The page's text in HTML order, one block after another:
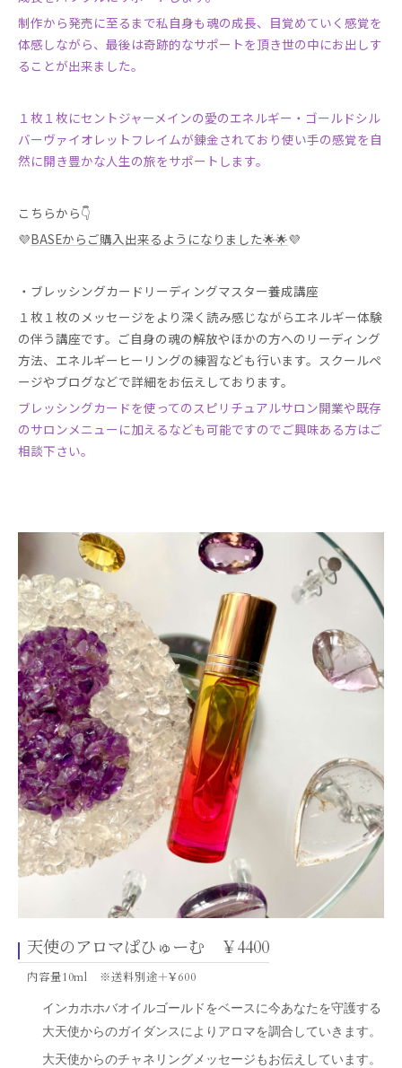
制作から発売に至るまで私自身も魂の成長、目覚めていく感覚を
体感しながら、最後は奇跡的なサポートを頂き世の中にお出しす
ることが出来ました。
１枚１枚にセントジャーメインの愛のエネルギー・ゴールドシル
バーヴァイオレットフレイムが錬金されており使い手の感覚を自
然に開き豊かな人生の旅をサポートします。
こちらから👇
💜BASEからご購入出来るようになりました🌟🌟💜
・ブレッシングカードリーディングマスター養成講座
１枚１枚のメッセージをより深く読み感じながらエネルギー体験
の伴う講座です。ご自身の魂の解放やほかの方へのリーディング
方法、エネルギーヒーリングの練習なども行います。スクールペ
ージやブログなどで詳細をお伝えしております。
ブレッシングカードを使ってのスピリチュアルサロン開業や既存
のサロンメニューに加えるなども可能ですのでご興味ある方はご
相談下さい。
天使のアロマぱひゅーむ ￥4400
内容量10ml ※送料別途＋¥600
インカホホバオイルゴールドをベースに今あなたを守護する
大天使からのガイダンスによりアロマを調合していきます。
大天使からのチャネリングメッセージもお伝えしています。